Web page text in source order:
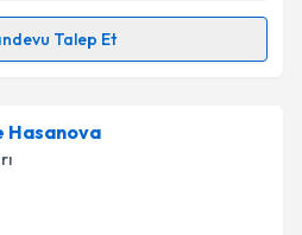
kabul ediyorum.
Talep Et
Talebi
için randevu takvimi talebi
randevu almanız için bir
e-posta ile bilgilendireceğiz.
Hasanova